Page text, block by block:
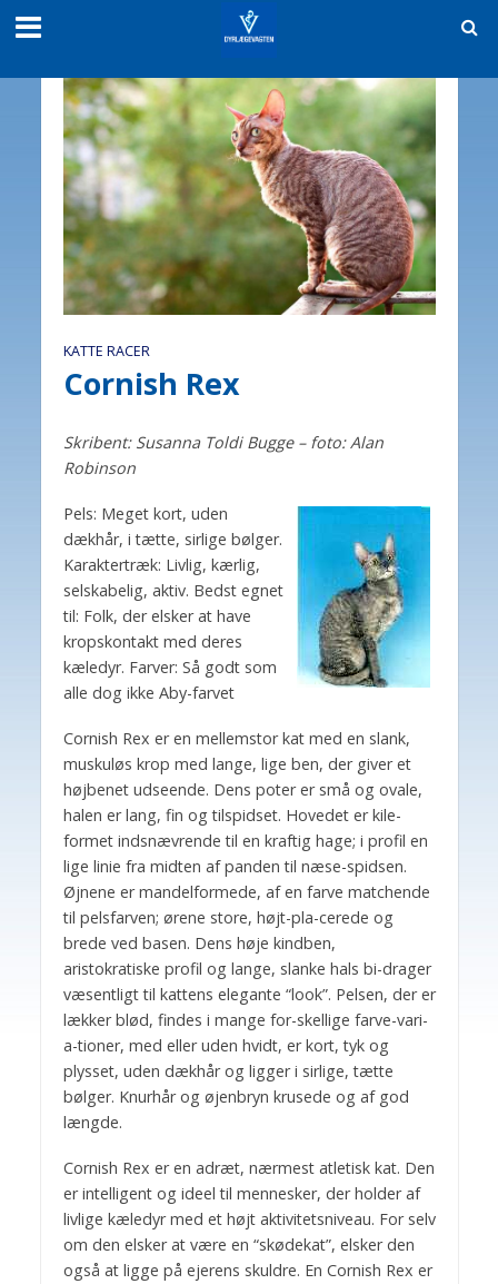
KATTE RACER
Cornish Rex
Skribent: Susanna Toldi Bugge – foto: Alan
Robinson
Pels: Meget kort, uden
dækhår, i tætte, sirlige bølger.
Karaktertræk: Livlig, kærlig,
selskabelig, aktiv. Bedst egnet
til: Folk, der elsker at have
kropskontakt med deres
kæledyr. Farver: Så godt som
alle dog ikke Aby-farvet
Cornish Rex er en mellemstor kat med en slank,
muskuløs krop med lange, lige ben, der giver et
højbenet udseende. Dens poter er små og ovale,
halen er lang, fin og tilspidset. Hovedet er kile-
formet indsnævrende til en kraftig hage; i profil en
lige linie fra midten af panden til næse-spidsen.
Øjnene er mandelformede, af en farve matchende
til pelsfarven; ørene store, højt-pla-cerede og
brede ved basen. Dens høje kindben,
aristokratiske profil og lange, slanke hals bi-drager
væsentligt til kattens elegante “look”. Pelsen, der er
lækker blød, findes i mange for-skellige farve-vari-
a-tioner, med eller uden hvidt, er kort, tyk og
plysset, uden dækhår og ligger i sirlige, tætte
bølger. Knurhår og øjenbryn krusede og af god
længde.
Cornish Rex er en adræt, nærmest atletisk kat. Den
er intelligent og ideel til mennesker, der holder af
livlige kæledyr med et højt aktivitetsniveau. For selv
om den elsker at være en “skødekat”, elsker den
også at ligge på ejerens skuldre. En Cornish Rex er